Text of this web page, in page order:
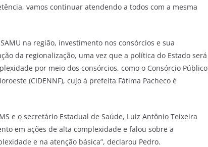
vamos continuar atendendo a todos com a mesma
na região, investimento nos consórcios e sua
da regionalização, uma vez que a política do Estado será
por meio dos consórcios, como o Consórcio Público
(CIDENNF), cujo à prefeita Fátima Pacheco é
e o secretário Estadual de Saúde, Luiz Antônio Teixeira
em ações de alta complexidade e falou sobre a
e na atenção básica”, declarou Pedro.